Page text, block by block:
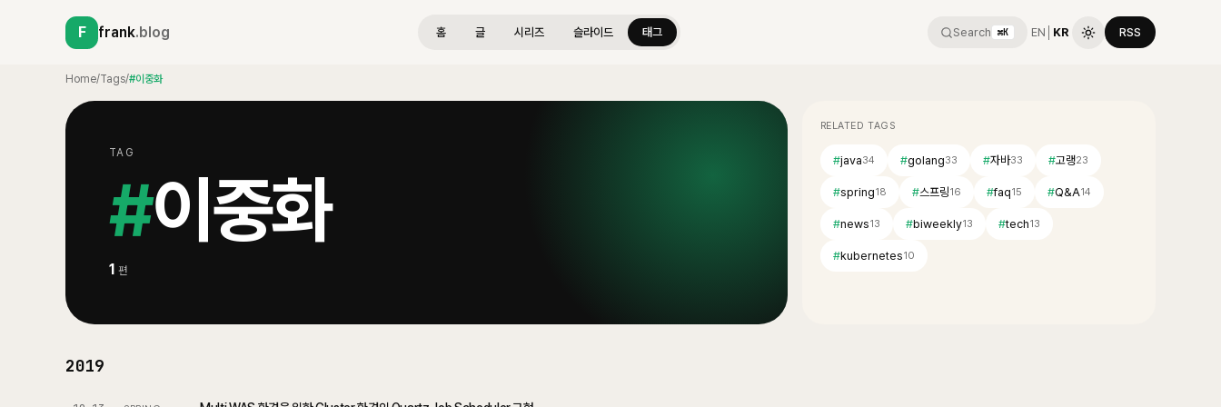
F frank.blog 홈 글 시리즈 슬라이드 태그 Search ⌘K EN KR RSS
Home/Tags/#이중화
TAG
#이중화
1 편
RELATED TAGS
#java34 #golang33 #자바33 #고랭23
#spring18 #스프링16 #faq15 #Q&A14
#news13 #biweekly13 #tech13
#kubernetes10
2019